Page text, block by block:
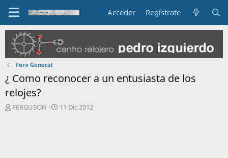
Acceder Regístrate
Foro General
¿ Como reconocer a un entusiasta de los
relojes?
IFERGUSON
F11 Dic 2012